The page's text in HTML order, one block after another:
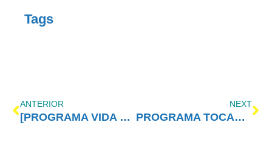
Tags
ANTERIOR
[PROGRAMA VIDA MELHOR – REDEVIDA] – 11/01/2016
NEXT
PROGRAMA TOCANDO EM FRENTE FAMÍLIA COM AE (16/01)